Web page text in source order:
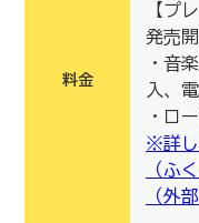
料金
【プ
発売
・音
入、
・ロ
※詳し
（ふ
（外